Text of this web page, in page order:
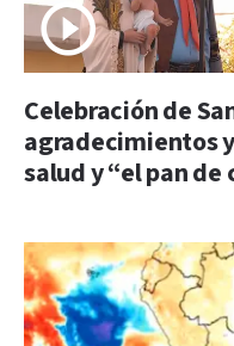
Celebración de
agradecimientos
salud y “el pan de